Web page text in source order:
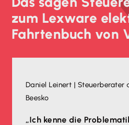
zum Lexware
Fahrtenbuch von
Daniel Leinert | Steuerberater
Beesko
„Ich kenne die